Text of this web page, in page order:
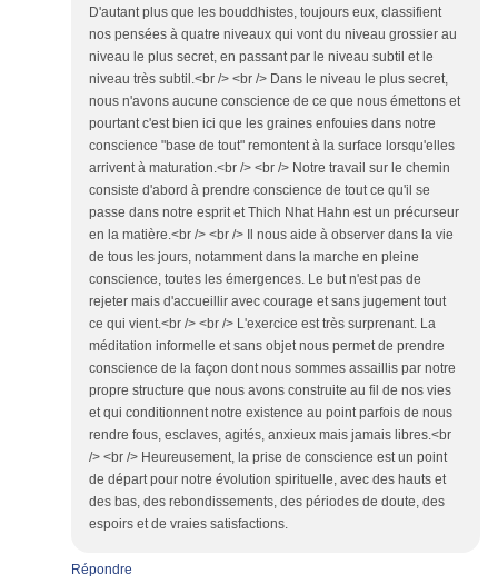
D'autant plus que les bouddhistes, toujours eux, classifient
nos pensées à quatre niveaux qui vont du niveau grossier au
niveau le plus secret, en passant par le niveau subtil et le
niveau très subtil.<br /> <br /> Dans le niveau le plus secret,
nous n'avons aucune conscience de ce que nous émettons et
pourtant c'est bien ici que les graines enfouies dans notre
conscience "base de tout" remontent à la surface lorsqu'elles
arrivent à maturation.<br /> <br /> Notre travail sur le chemin
consiste d'abord à prendre conscience de tout ce qu'il se
passe dans notre esprit et Thich Nhat Hahn est un précurseur
en la matière.<br /> <br /> Il nous aide à observer dans la vie
de tous les jours, notamment dans la marche en pleine
conscience, toutes les émergences. Le but n'est pas de
rejeter mais d'accueillir avec courage et sans jugement tout
ce qui vient.<br /> <br /> L'exercice est très surprenant. La
méditation informelle et sans objet nous permet de prendre
conscience de la façon dont nous sommes assaillis par notre
propre structure que nous avons construite au fil de nos vies
et qui conditionnent notre existence au point parfois de nous
rendre fous, esclaves, agités, anxieux mais jamais libres.<br
/> <br /> Heureusement, la prise de conscience est un point
de départ pour notre évolution spirituelle, avec des hauts et
des bas, des rebondissements, des périodes de doute, des
espoirs et de vraies satisfactions.
Répondre